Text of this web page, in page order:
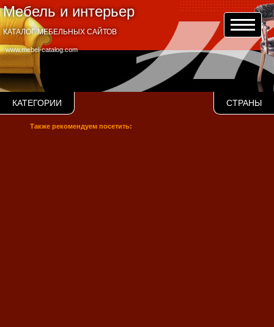
Мебель и интерьер
www.mebel-catalog.com
КАТАЛОГ МЕБЕЛЬНЫХ САЙТОВ
КАТЕГОРИИ СТРАНЫ
Также рекомендуем посетить: